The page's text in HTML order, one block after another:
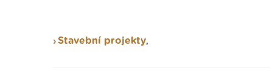
Stavební projekty,